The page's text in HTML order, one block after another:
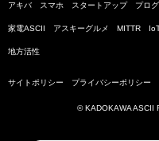
アキバ スマホ スタートアップ プロ
家電ASCII アスキーグルメ MITTR
地方活性
サイトポリシー プライバシーポリシー
© KADOKAWA ASCII